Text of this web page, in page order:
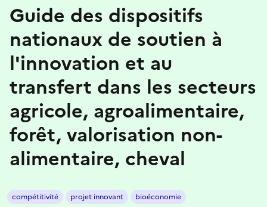
Guide des dispositifs
nationaux de soutien à
l'innovation et au
transfert dans les secteurs
agricole, agroalimentaire,
forêt, valorisation non-
alimentaire, cheval
compétitivité projet innovant bioéconomie